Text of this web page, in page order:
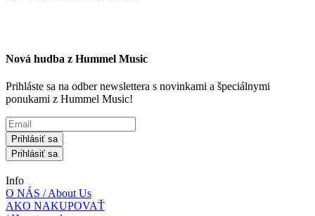
Nová hudba z Hummel Music
Prihláste sa na odber newslettera s novinkami a špeciálnymi
ponukami z Hummel Music!
Prihlásiť sa
Prihlásiť sa
Info
O NÁS / About Us
AKO NAKUPOVAŤ